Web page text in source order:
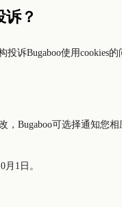
诉？
诉Bugaboo使用cookies的
，Bugaboo可选择通知
1日。